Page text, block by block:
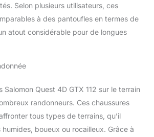
Selon plusieurs utilisateurs, ces
à des pantoufles en termes de
atout considérable pour de longues
Salomon Quest 4D GTX 112 sur le terrain
randonneurs. Ces chaussures
tous types de terrains, qu’il
humides, boueux ou rocailleux. Grâce à